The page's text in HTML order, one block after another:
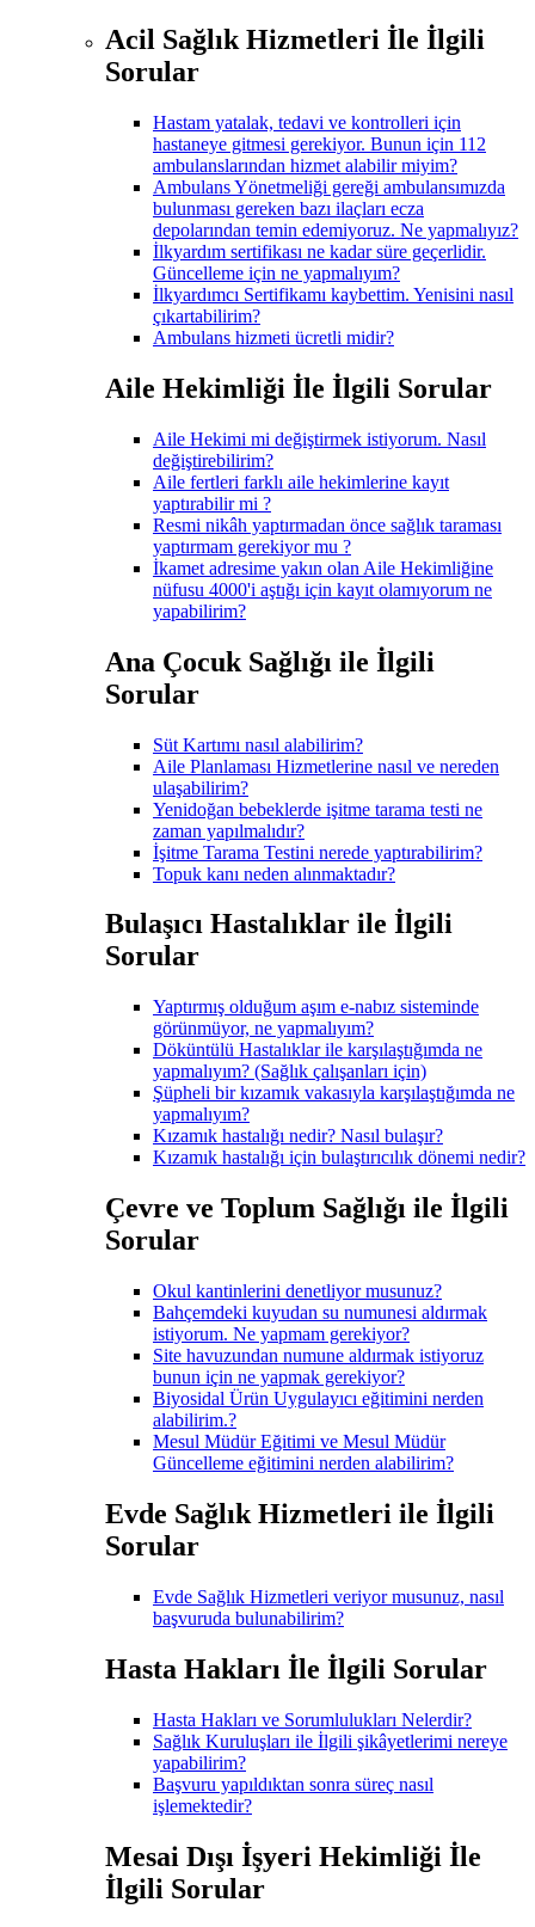
Acil Sağlık Hizmetleri İle İlgili
Sorular
Hastam yatalak, tedavi ve kontrolleri için
hastaneye gitmesi gerekiyor. Bunun için 112
ambulanslarından hizmet alabilir miyim?
Ambulans Yönetmeliği gereği ambulansımızda
bulunması gereken bazı ilaçları ecza
depolarından temin edemiyoruz. Ne yapmalıyız?
İlkyardım sertifikası ne kadar süre geçerlidir.
Güncelleme için ne yapmalıyım?
İlkyardımcı Sertifikamı kaybettim. Yenisini nasıl
çıkartabilirim?
Ambulans hizmeti ücretli midir?
Aile Hekimliği İle İlgili Sorular
Aile Hekimi mi değiştirmek istiyorum. Nasıl
değiştirebilirim?
Aile fertleri farklı aile hekimlerine kayıt
yaptırabilir mi ?
Resmi nikâh yaptırmadan önce sağlık taraması
yaptırmam gerekiyor mu ?
İkamet adresime yakın olan Aile Hekimliğine
nüfusu 4000'i aştığı için kayıt olamıyorum ne
yapabilirim?
Ana Çocuk Sağlığı ile İlgili
Sorular
Süt Kartımı nasıl alabilirim?
Aile Planlaması Hizmetlerine nasıl ve nereden
ulaşabilirim?
Yenidoğan bebeklerde işitme tarama testi ne
zaman yapılmalıdır?
İşitme Tarama Testini nerede yaptırabilirim?
Topuk kanı neden alınmaktadır?
Bulaşıcı Hastalıklar ile İlgili
Sorular
Yaptırmış olduğum aşım e-nabız sisteminde
görünmüyor, ne yapmalıyım?
Döküntülü Hastalıklar ile karşılaştığımda ne
yapmalıyım? (Sağlık çalışanları için)
Şüpheli bir kızamık vakasıyla karşılaştığımda ne
yapmalıyım?
Kızamık hastalığı nedir? Nasıl bulaşır?
Kızamık hastalığı için bulaştırıcılık dönemi nedir?
Çevre ve Toplum Sağlığı ile İlgili
Sorular
Okul kantinlerini denetliyor musunuz?
Bahçemdeki kuyudan su numunesi aldırmak
istiyorum. Ne yapmam gerekiyor?
Site havuzundan numune aldırmak istiyoruz
bunun için ne yapmak gerekiyor?
Biyosidal Ürün Uygulayıcı eğitimini nerden
alabilirim.?
Mesul Müdür Eğitimi ve Mesul Müdür
Güncelleme eğitimini nerden alabilirim?
Evde Sağlık Hizmetleri ile İlgili
Sorular
Evde Sağlık Hizmetleri veriyor musunuz, nasıl
başvuruda bulunabilirim?
Hasta Hakları İle İlgili Sorular
Hasta Hakları ve Sorumlulukları Nelerdir?
Sağlık Kuruluşları ile İlgili şikâyetlerimi nereye
yapabilirim?
Başvuru yapıldıktan sonra süreç nasıl
işlemektedir?
Mesai Dışı İşyeri Hekimliği İle
İlgili Sorular